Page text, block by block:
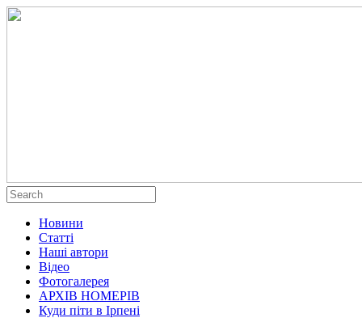
Новини
Статті
Наші автори
Відео
Фотогалерея
АРХІВ НОМЕРІВ
Куди піти в Ірпені